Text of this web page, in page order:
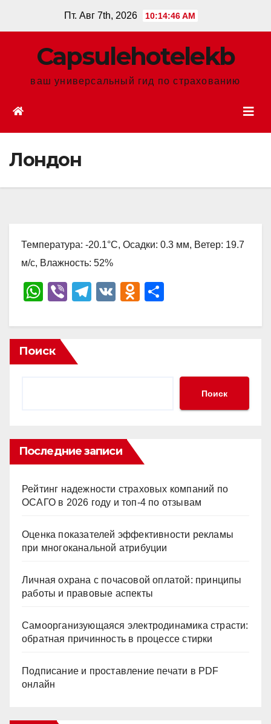
Пт. Авг 7th, 2026 10:14:48 AM
Сapsulehotelekb
ваш универсальный гид по страхованию
Лондон
Температура: -20.1°C, Осадки: 0.3 мм, Ветер: 19.7
м/с, Влажность: 52%
W
at
s
A
Vi
er
T
e
V
O
n
р
ть
Поиск
Поиск
Последние записи
Рейтинг надежности страховых компаний по
ОСАГО в 2026 году и топ-4 по отзывам
Оценка показателей эффективности рекламы
при многоканальной атрибуции
Личная охрана с почасовой оплатой: принципы
работы и правовые аспекты
Самоорганизующаяся электродинамика страсти:
обратная причинность в процессе стирки
Подписание и проставление печати в PDF
онлайн